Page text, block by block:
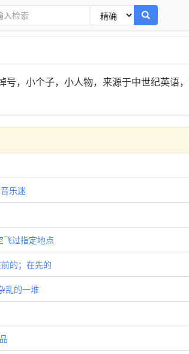
号，小个子，小人物，来源于中世纪英语
乐迷
过指定地点
的；在先的
的一堆